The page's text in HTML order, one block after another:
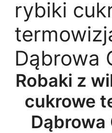
rybiki
Dąbrowa
Robaki z
cukrowe
Dąbrowa